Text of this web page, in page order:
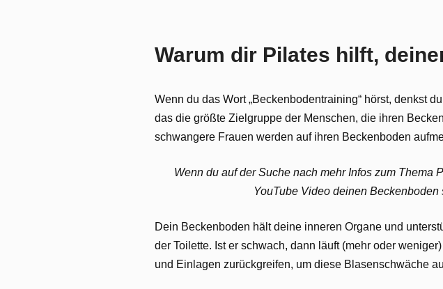
Warum dir Pilates hilft,
Wenn du das Wort „Beckenbodentraining“ hörst, denkst
das die größte Zielgruppe der Menschen, die ihren
schwangere Frauen werden auf ihren Beckenboden
Wenn du auf der Suche nach mehr Infos zum
YouTube Video deinen
Dein Beckenboden hält deine inneren Organe und
der Toilette. Ist er schwach, dann läuft (mehr oder
und Einlagen zurückgreifen, um diese Blasenschwäche